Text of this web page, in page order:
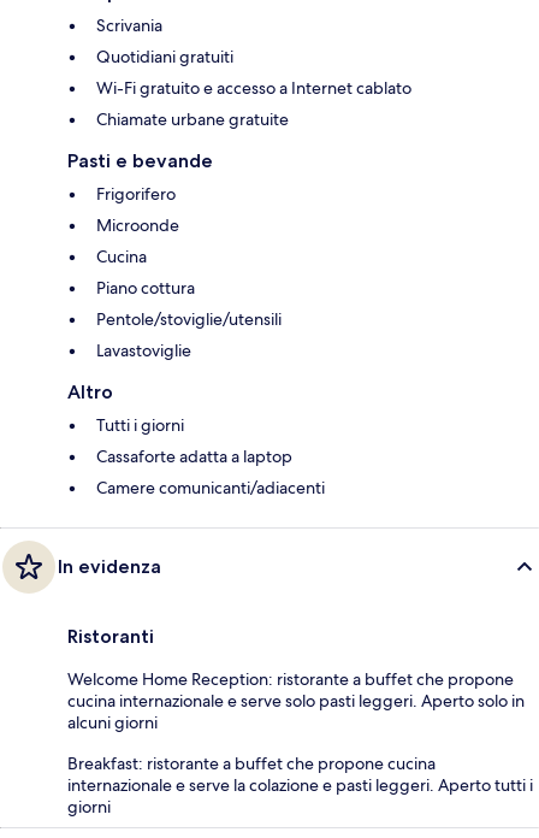
Scrivania
Quotidiani gratuiti
Wi-Fi gratuito e accesso a Internet cablato
Chiamate urbane gratuite
Pasti e bevande
Frigorifero
Microonde
Cucina
Piano cottura
Pentole/stoviglie/utensili
Lavastoviglie
Altro
Tutti i giorni
Cassaforte adatta a laptop
Camere comunicanti/adiacenti
In evidenza
Ristoranti
Welcome Home Reception: ristorante a buffet che propone
cucina internazionale e serve solo pasti leggeri. Aperto solo in
alcuni giorni
Breakfast: ristorante a buffet che propone cucina
internazionale e serve la colazione e pasti leggeri. Aperto tutti i
giorni